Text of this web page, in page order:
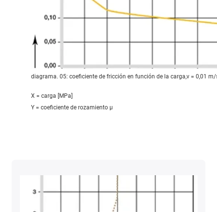
diagrama. 05: coeficiente de fricción en función de la carga,v = 0,01 m/
X = carga [MPa]
Y = coeficiente de rozamiento μ